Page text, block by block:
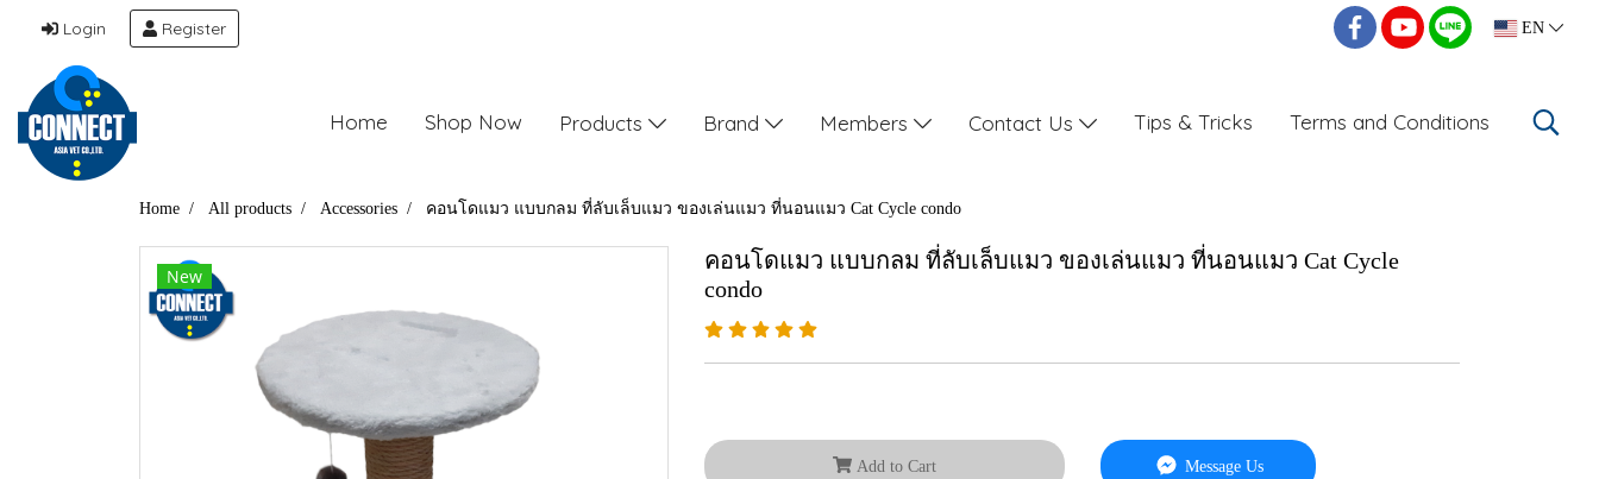
Login Register EN
Home Shop Now Products Brand Members Contact Us Tips & Tricks Terms and Conditions
Home All products Accessories คอนโดแมว แบบกลม ที่ลับเล็บแมว ของเล่นแมว ที่นอนแมว Cat Cycle condo
New
คอนโดแมว แบบกลม ที่ลับเล็บแมว ของเล่นแมว ที่นอนแมว Cat Cycle
condo
Add to Cart Message Us